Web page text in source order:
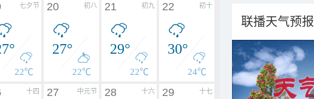
七夕节
22℃
初八
20
27°
22℃
初九
21
29°
22℃
初十
22
30°
24℃
十四 中元节
27 十六
28 十七
29
联播天气预报